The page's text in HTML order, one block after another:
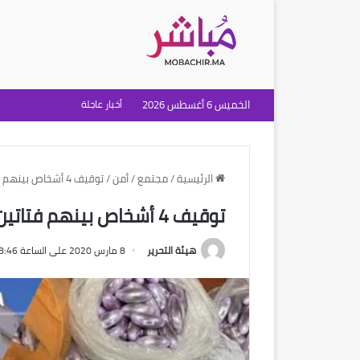
الخميس 6 أغسطس 2026 أخبار عاجلة
الرئيسية/مجتمع/أمن/توقيف 4 أشخاص بينهم فتاتين وحجز كمية من “الحشيش” بطنجة
توقيف 4 أشخاص بينهم فتاتين وحجز كمية من “الحشيش” بطنجة
هيئة التحرير 8 مارس 2020 على الساعة 8:46 مساءً